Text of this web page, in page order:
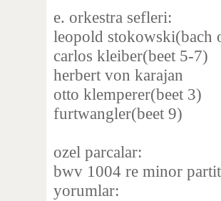
e. orkestra sefleri:
leopold stokowski(bach
carlos kleiber(beet 5-7)
herbert von karajan
otto klemperer(beet 3)
furtwangler(beet 9)
ozel parcalar:
bwv 1004 re minor
yorumlar: